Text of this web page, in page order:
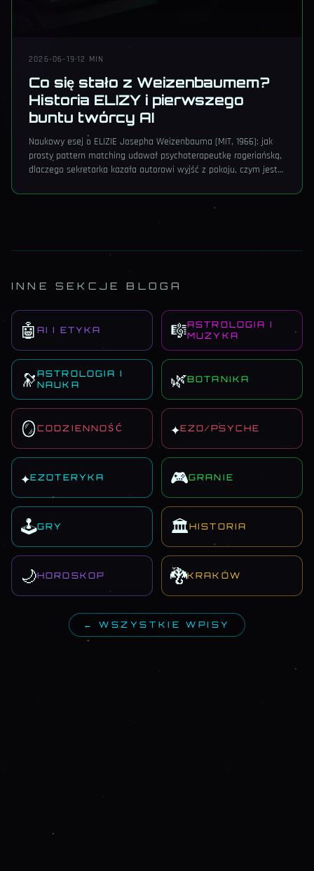
2026-06-19 ·12 MIN
Co się stało z Weizenbaumem?
Historia ELIZY i pierwszego
buntu twórcy AI
Naukowy esej o ELIZIE Josepha Weizenbauma (MIT, 1966): jak
prosty pattern matching udawał psychoterapeutkę rogeriańską,
dlaczego sekretarka kazała autorowi wyjść z pokoju, czym jest
Replika oraz Woebot reprodukują dziś dokładnie ten sam
INNE SEKCJE BLOGA
🤖 AI I ETYKA 🎼ASTROLOGIA I
MUZYKA
🔭 ASTROLOGIA I
NAUKA
🌿BOTANIKA
🪞CODZIENNOŚĆ ✦EZO/PSYCHE
✦EZOTERYKA 🎮GRANIE
🕹️GRY 🏛️HISTORIA
🌙HOROSKOP 🐉KRAKÓW
← WSZYSTKIE WPISY